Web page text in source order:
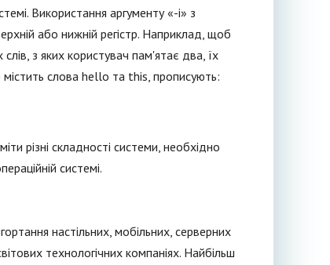
Використання аргументу «-i» з
або нижній регістр. Наприклад, щоб
з яких користувач пам'ятає два, їх
слова hello та this, прописують:
різні складності системи, необхідно
системі.
настільних, мобільних, серверних
технологічних компаніях. Найбільш